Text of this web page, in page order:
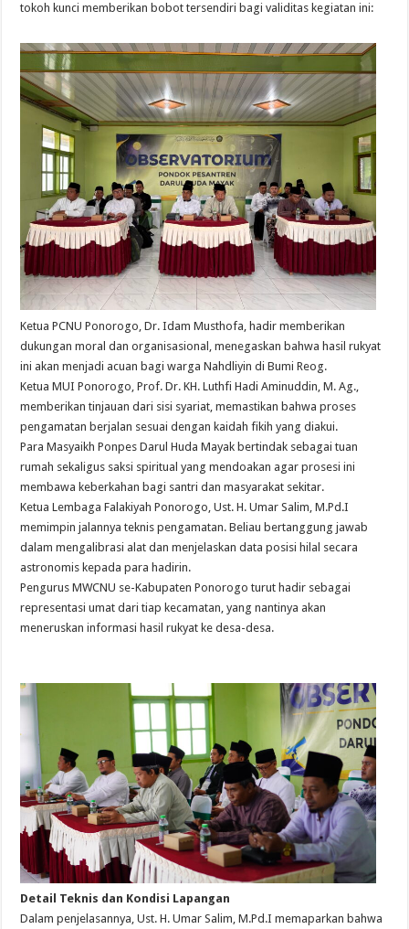
tokoh kunci memberikan bobot tersendiri bagi validitas kegiatan ini:
Ketua PCNU Ponorogo, Dr. Idam Musthofa, hadir memberikan
dukungan moral dan organisasional, menegaskan bahwa hasil rukyat
ini akan menjadi acuan bagi warga Nahdliyin di Bumi Reog.
​Ketua MUI Ponorogo, Prof. Dr. KH. Luthfi Hadi Aminuddin, M. Ag.,
memberikan tinjauan dari sisi syariat, memastikan bahwa proses
pengamatan berjalan sesuai dengan kaidah fikih yang diakui.
​Para Masyaikh Ponpes Darul Huda Mayak bertindak sebagai tuan
rumah sekaligus saksi spiritual yang mendoakan agar prosesi ini
membawa keberkahan bagi santri dan masyarakat sekitar.
​Ketua Lembaga Falakiyah Ponorogo, Ust. H. Umar Salim, M.Pd.I
memimpin jalannya teknis pengamatan. Beliau bertanggung jawab
dalam mengalibrasi alat dan menjelaskan data posisi hilal secara
astronomis kepada para hadirin.
​Pengurus MWCNU se-Kabupaten Ponorogo turut hadir sebagai
representasi umat dari tiap kecamatan, yang nantinya akan
meneruskan informasi hasil rukyat ke desa-desa.
Detail Teknis dan Kondisi Lapangan
​Dalam penjelasannya, Ust. H. Umar Salim, M.Pd.I memaparkan bahwa